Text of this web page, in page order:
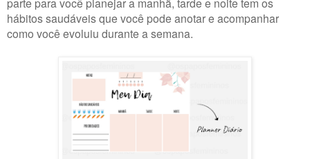
hábitos saudáveis que você pode anotar e acompanhar
como você evoluiu durante a semana.